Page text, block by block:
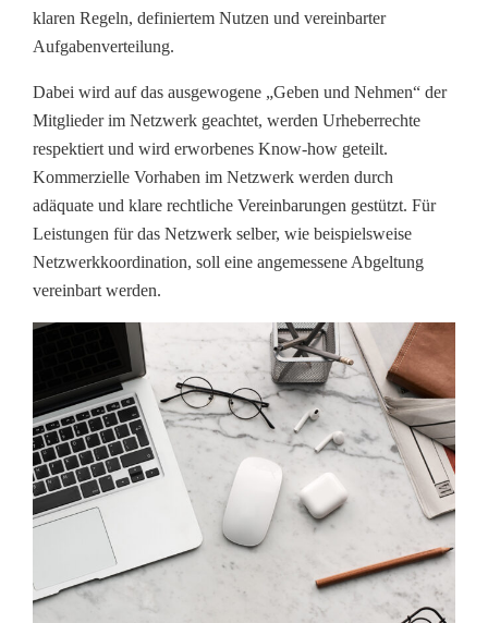
klaren Regeln, definiertem Nutzen und vereinbarter
Aufgabenverteilung.
Dabei wird auf das ausgewogene „Geben und Nehmen“ der
Mitglieder im Netzwerk geachtet, werden Urheberrechte
respektiert und wird erworbenes Know-how geteilt.
Kommerzielle Vorhaben im Netzwerk werden durch
adäquate und klare rechtliche Vereinbarungen gestützt. Für
Leistungen für das Netzwerk selber, wie beispielsweise
Netzwerkkoordination, soll eine angemessene Abgeltung
vereinbart werden.